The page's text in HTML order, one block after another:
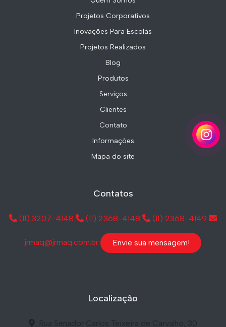
Projetos Corporativos
Inovações Para Escolas
Projetos Realizados
Blog
Produtos
Serviços
Clientes
Contato
Informações
Mapa do site
Contatos
(11) 3207-4148 (11) 2368-4148 (11) 2368-4149
jrmaq@jrmaq.com.br Envie sua mensagem!
Localização
Rua Senador Carlos Teixeira de Carvalho, 30